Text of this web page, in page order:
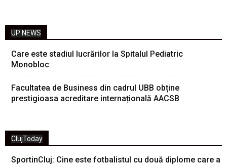
UP NEWS
Care este stadiul lucrărilor la Spitalul Pediatric
Monobloc
Facultatea de Business din cadrul UBB obține
prestigioasa acreditare internațională AACSB
ClujToday
SportinCluj: Cine este fotbalistul cu două diplome care a